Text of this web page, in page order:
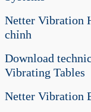
Netter Vibration
chỉnh
Download
Vibrating Tables
Netter Vibration